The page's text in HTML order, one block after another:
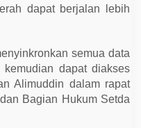
dapat berjalan lebih
semua data
dapat diakses
Alimuddin dalam rapat
Bagian Hukum Setda